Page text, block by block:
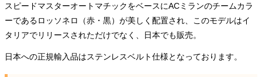
スピードマスターオートマチックをベースにACミランのチームカラ
ーであるロッソネロ（赤・黒）が美しく配置され、このモデルはイ
タリアでリリースされただけでなく、日本でも販売。
日本への正規輸入品はステンレスベルト仕様となっております。